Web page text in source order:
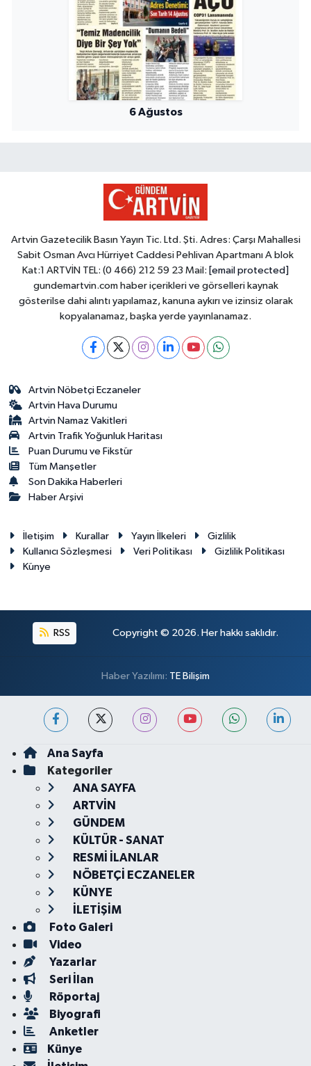
6 Ağustos
Artvin Gazetecilik Basın Yayın Tic. Ltd. Şti. Adres: Çarşı Mahallesi
Sabit Osman Avcı Hürriyet Caddesi Pehlivan Apartmanı A blok
Kat:1 ARTVİN TEL: (0 466) 212 59 23 Mail: [email protected]
gundemartvin.com haber içerikleri ve görselleri kaynak
gösterilse dahi alıntı yapılamaz, kanuna aykırı ve izinsiz olarak
kopyalanamaz, başka yerde yayınlanamaz.
Artvin Nöbetçi Eczaneler
Artvin Hava Durumu
Artvin Namaz Vakitleri
Artvin Trafik Yoğunluk Haritası
Puan Durumu ve Fikstür
Tüm Manşetler
Son Dakika Haberleri
Haber Arşivi
İletişim Kurallar Yayın İlkeleri
Gizlilik
Kullanıcı Sözleşmesi
Veri Politikası
Gizlilik Politikası
Künye
RSS Copyright © 2026. Her hakkı saklıdır.
Haber Yazılımı: TE Bilişim
Ana Sayfa
Kategoriler
ANA SAYFA
ARTVİN
GÜNDEM
KÜLTÜR - SANAT
RESMİ İLANLAR
NÖBETÇİ ECZANELER
KÜNYE
İLETİŞİM
Foto Galeri
Video
Yazarlar
Seri İlan
Röportaj
Biyografi
Anketler
Künye